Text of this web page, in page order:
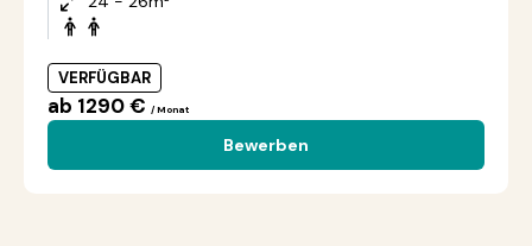
VERFÜGBAR
ab 1290 € / Monat
Bewerben